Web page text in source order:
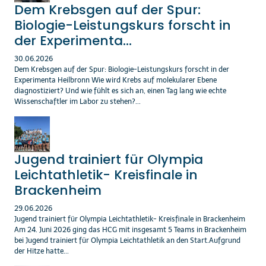
Dem Krebsgen auf der Spur:
Biologie-Leistungskurs forscht in
der Experimenta...
30.06.2026
Dem Krebsgen auf der Spur: Biologie-Leistungskurs forscht in der
Experimenta Heilbronn Wie wird Krebs auf molekularer Ebene
diagnostiziert? Und wie fühlt es sich an, einen Tag lang wie echte
Wissenschaftler im Labor zu stehen?...
Jugend trainiert für Olympia
Leichtathletik- Kreisfinale in
Brackenheim
29.06.2026
Jugend trainiert für Olympia Leichtathletik- Kreisfinale in Brackenheim
Am 24. Juni 2026 ging das HCG mit insgesamt 5 Teams in Brackenheim
bei Jugend trainiert für Olympia Leichtathletik an den Start.Aufgrund
der Hitze hatte...